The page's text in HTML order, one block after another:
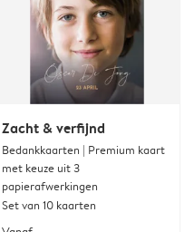
Zacht & verfijnd
Bedankkaarten | Premium kaart
met keuze uit 3
papierafwerkingen
Set van 10 kaarten